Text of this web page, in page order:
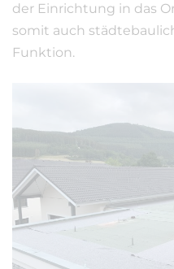
der Einrichtung in das
somit auch
Funktion.